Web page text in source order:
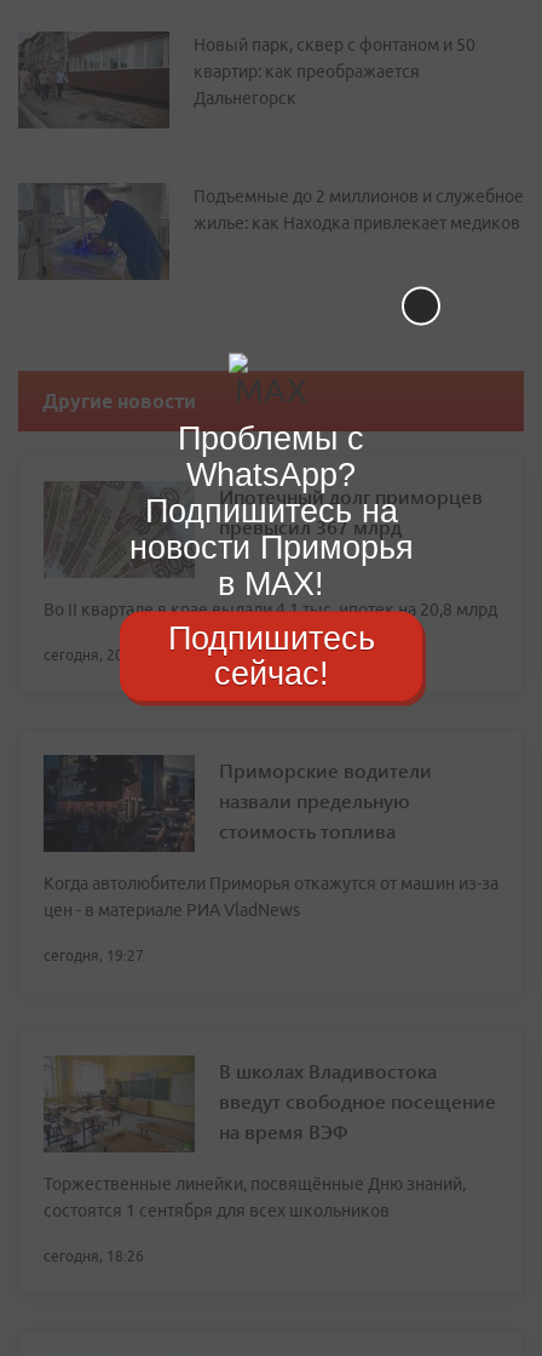
Новый парк, сквер с фонтаном и 50
квартир: как преображается
Дальнегорск
Подъемные до 2 миллионов и служебное
жилье: как Находка привлекает медиков
Другие новости
Ипотечный долг приморцев
превысил 367 млрд
Во II квартале в крае выдали 4,1 тыс. ипотек на 20,8 млрд
сегодня, 20:14
Приморские водители
назвали предельную
стоимость топлива
Когда автолюбители Приморья откажутся от машин из-за
цен - в материале РИА VladNews
сегодня, 19:27
В школах Владивостока
введут свободное посещение
на время ВЭФ
Торжественные линейки, посвящённые Дню знаний,
состоятся 1 сентября для всех школьников
сегодня, 18:26
Проблемы с
WhatsApp?
Подпишитесь на
новости Приморья
в MAX!
Подпишитесь
сейчас!